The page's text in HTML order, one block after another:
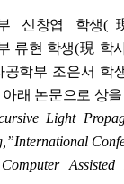
신창엽 학생(
류현 학생(現 학
공학부 조은서 학
래 논문으로 상
Light
Assisted